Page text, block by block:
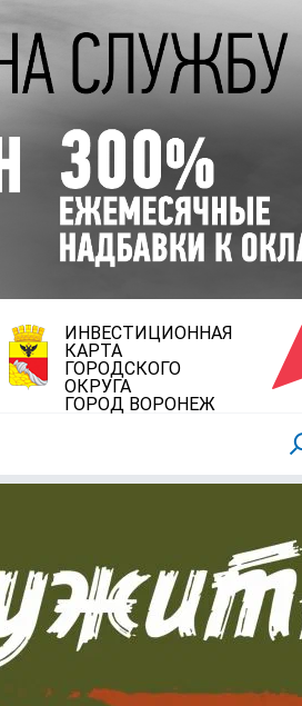
ИНВЕСТИЦИОННАЯ
КАРТА
ГОРОДСКОГО
ОКРУГА
ГОРОД ВОРОНЕЖ